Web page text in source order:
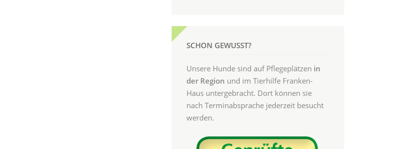
SCHON GEWUSST?
Unsere Hunde sind auf Pflegeplätzen in
der Region und im Tierhilfe Franken-
Haus untergebracht. Dort können sie
nach Terminabsprache jederzeit besucht
werden.